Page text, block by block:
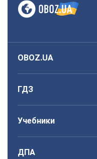
OBOZ.UA
ГДЗ
Учебники
ДПА